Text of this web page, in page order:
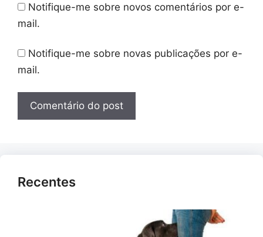
Notifique-me sobre novos comentários por e-
mail.
Notifique-me sobre novas publicações por e-
mail.
Recentes